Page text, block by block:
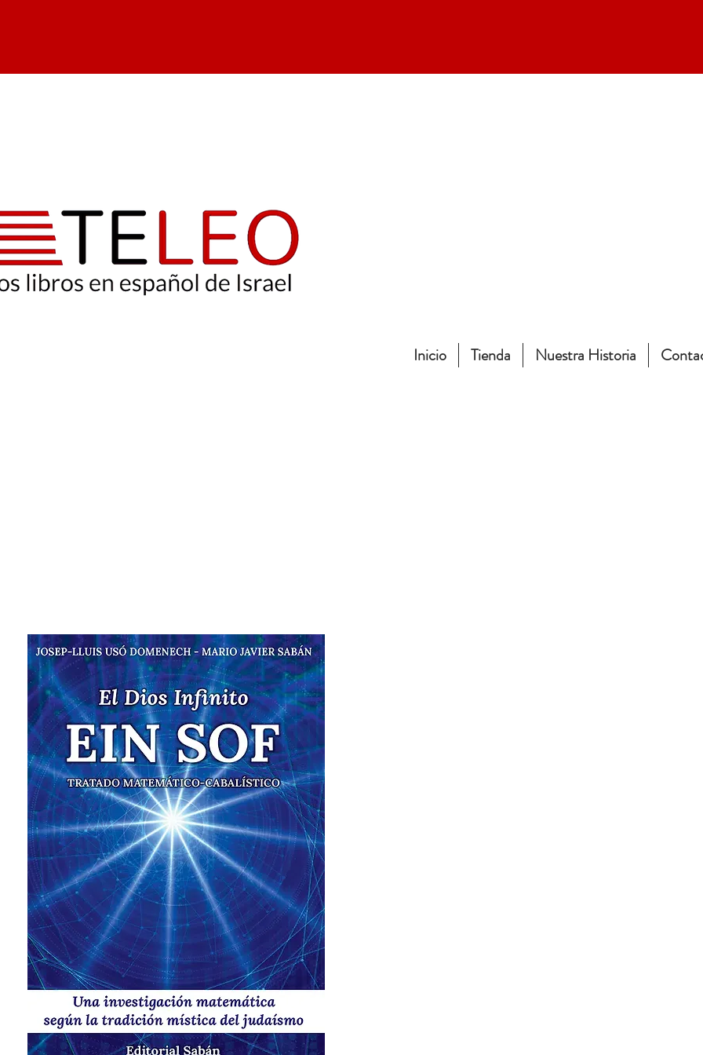
Inicio Tienda Nuestra Historia